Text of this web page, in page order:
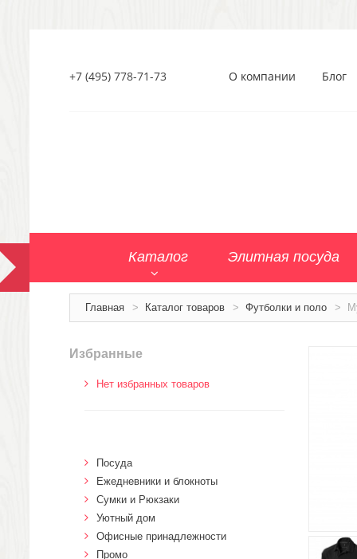
+7 (495) 778-71-73 О компании Блог
Каталог Элитная посуда
Главная > Каталог товаров > Футболки и поло >
Избранные
Нет избранных товаров
Посуда
Ежедневники и блокноты
Сумки и Рюкзаки
Уютный дом
Офисные принадлежности
Промо